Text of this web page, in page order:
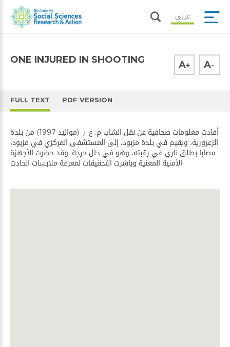
عربي
ONE INJURED IN SHOOTING A+ A-
FULL TEXT PDF VERSION
أفادت معلومات صحافية عن نقل الشاب م. ع. ر. (مواليد 1997) من بلدة
الزعرورية، ويقيم في ​بلدة مزبود​، إلى المستشفى المركزي في مزبود،
مصابا بطلق ناري في رقبته، وهو في حال حرجة. وقد حضرت ​الأجهزة
الأمنية​ المعنية وباشرت التحقيقات لمعرفة ملابسات الحادث